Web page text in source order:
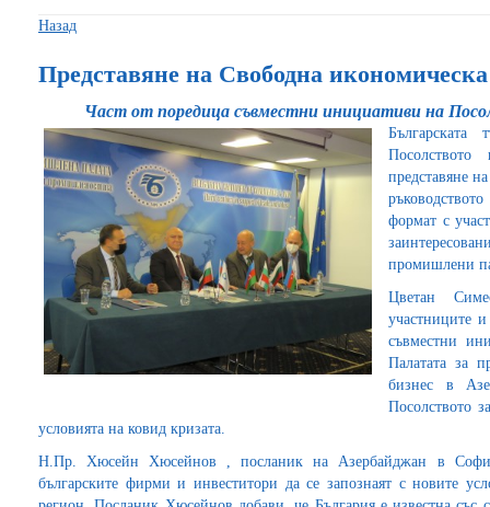
Назад
Представяне на Свободна
Част от поредица съвместни инициативи на
Българската
представяне
формат с
промишлени
Цветан
участниците
съвместни
Палатата за
бизнес в
Посолството
условията на ковид кризата.
Н.Пр. Хюсейн Хюсейнов , посланик на Азербайджан в
българските фирми и инвеститори да се запознаят с новите